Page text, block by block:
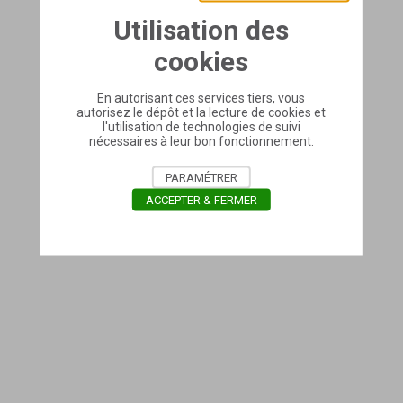
Utilisation des
cookies
En autorisant ces services tiers, vous
autorisez le dépôt et la lecture de cookies et
l'utilisation de technologies de suivi
nécessaires à leur bon fonctionnement.
PARAMÉTRER
ACCEPTER & FERMER